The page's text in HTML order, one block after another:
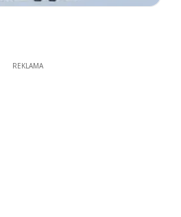
REKLAMA